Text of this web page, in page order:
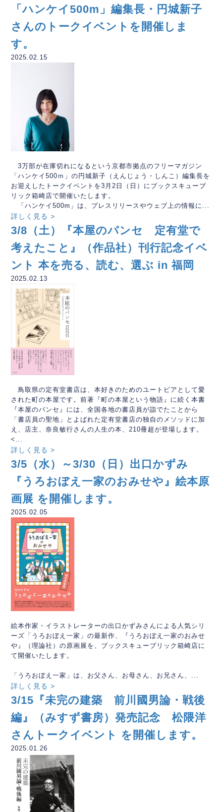
「ハンケイ500m」編集長・円城新子
さんのトークイベントを開催しま
す。
2025.02.15
3万部が在庫切れになるという京都市拠点のフリーマガジン
「ハンケイ500ｍ」の円城新子（えんじょう・しんこ）編集長を
お迎えしたトークイベントを3月2日（日）にブックスキューブ
リック箱崎店で開催いたします。
「ハンケイ500m」は、プレスリリースやウェブ上の情報に...
詳しく見る >
3/8（土）『本屋のパンセ 定有堂で
考えたこと』（作品社）刊行記念イベ
ント 本を売る、読む、選ぶ in 福岡
2025.02.13
鳥取県の定有堂書店は、本好きのためのユートピアとして愛
された町の本屋です。前著『町の本屋という物語』に続く本書
『本屋のパンセ』には、全国各地の書店員が詣でたことから
「書店員の聖地」とよばれた定有堂書店の独自のメソッドに加
え、店主、奈良敏行さんの人生の本、210冊超が登場します。
<...
詳しく見る >
3/5（水）～3/30（日）出口かずみ
『うろおぼえ一家のおみせや』絵本原
画展 を開催します。
2025.02.05
絵本作家・イラストレーターの出口かずみさんによる人気シリ
ーズ「うろおぼえ一家」の最新作、『うろおぼえ一家のおみせ
や』（理論社）の原画展を、ブックスキューブリック箱崎店に
て開催いたします。
「うろおぼえ一家」は、お父さん、お母さん、お兄さん、...
詳しく見る >
3/15『未完の建築 前川國男論・戦後
編』（みすず書房）発売記念 松隈洋
さんトークイベント を開催します。
2025.01.26